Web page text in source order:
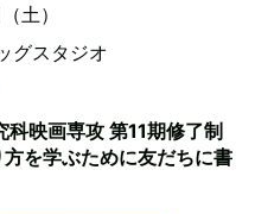
土）
グスタジオ
映画専攻 第11期修了制
を学ぶために友だちに書